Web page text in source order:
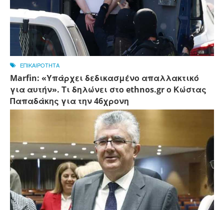
ΕΠΙΚΑΙΡΟΤΗΤΑ
Marfin: «Υπάρχει δεδικασμένο απαλλακτικό
για αυτήν». Τι δηλώνει στο ethnos.gr ο Κώστας
Παπαδάκης για την 46χρονη